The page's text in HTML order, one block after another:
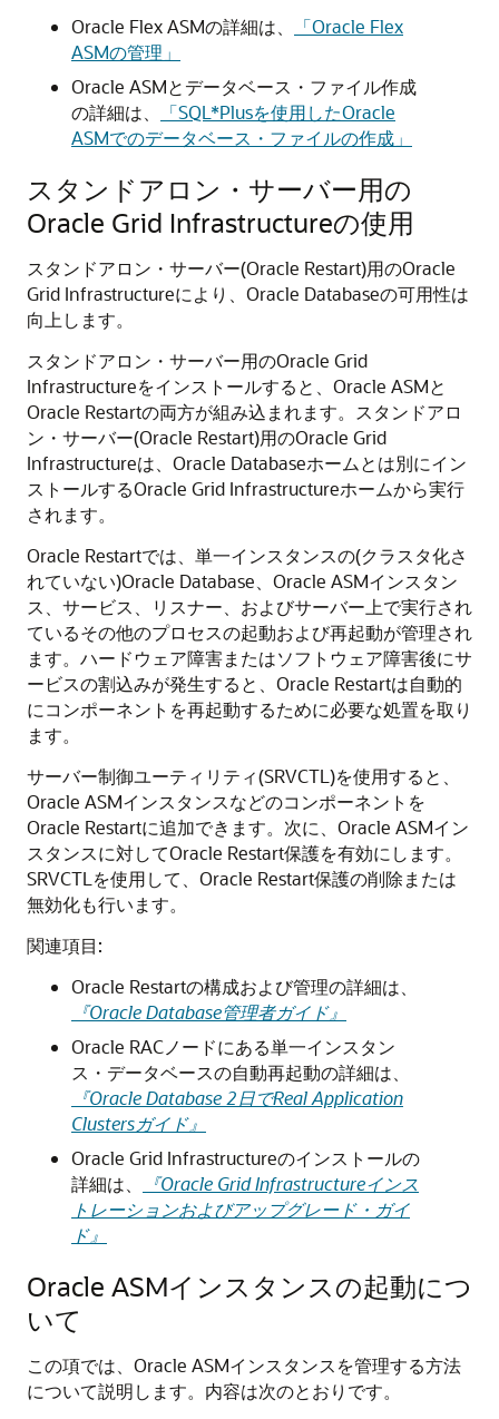
Oracle Flex ASMの詳細は、
「Oracle Flex
ASMの管理」
Oracle ASMとデータベース・ファイル作成
の詳細は、
「SQL*Plusを使用したOracle
ASMでのデータベース・ファイルの作成」
スタンドアロン・サーバー用の
Oracle Grid Infrastructureの使用
スタンドアロン・サーバー(Oracle Restart)用のOracle
Grid Infrastructureにより、Oracle Databaseの可用性は
向上します。
スタンドアロン・サーバー用のOracle Grid
Infrastructureをインストールすると、Oracle ASMと
Oracle Restartの両方が組み込まれます。スタンドアロ
ン・サーバー(Oracle Restart)用のOracle Grid
Infrastructureは、Oracle Databaseホームとは別にイン
ストールするOracle Grid Infrastructureホームから実行
されます。
Oracle Restartでは、単一インスタンスの(クラスタ化さ
れていない)Oracle Database、Oracle ASMインスタン
ス、サービス、リスナー、およびサーバー上で実行され
ているその他のプロセスの起動および再起動が管理され
ます。ハードウェア障害またはソフトウェア障害後にサ
ービスの割込みが発生すると、Oracle Restartは自動的
にコンポーネントを再起動するために必要な処置を取り
ます。
サーバー制御ユーティリティ(SRVCTL)を使用すると、
Oracle ASMインスタンスなどのコンポーネントを
Oracle Restartに追加できます。次に、Oracle ASMイン
スタンスに対してOracle Restart保護を有効にします。
SRVCTLを使用して、Oracle Restart保護の削除または
無効化も行います。
関連項目:
Oracle Restartの構成および管理の詳細は、
『Oracle Database管理者ガイド』
Oracle RACノードにある単一インスタン
ス・データベースの自動再起動の詳細は、
『Oracle Database 2日でReal Application
Clustersガイド』
Oracle Grid Infrastructureのインストールの
詳細は、
『Oracle Grid Infrastructureインス
トレーションおよびアップグレード・ガイ
ド』
Oracle ASMインスタンスの起動につ
いて
この項では、Oracle ASMインスタンスを管理する方法
について説明します。内容は次のとおりです。